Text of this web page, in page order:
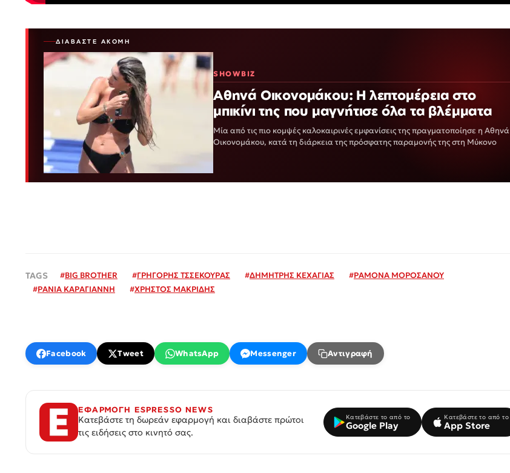
ΔΙΑΒΆΣΤΕ ΑΚΌΜΗ
SHOWBIZ
Αθηνά Οικονομάκου: Η λεπτομέρεια στο
μπικίνι της που μαγνήτισε όλα τα βλέμματα
Μία από τις πιο κομψές καλοκαιρινές εμφανίσεις της πραγματοποίησε η Αθηνά
Οικονομάκου, κατά τη διάρκεια της πρόσφατης παραμονής της στη Μύκονο
#BIG BROTHER #ΓΡΗΓΟΡΗΣ ΤΣΣΕΚΟΥΡΑΣ #ΔΗΜΗΤΡΗΣ ΚΕΧΑΓΙΑΣ #ΡΑΜΟΝΑ ΜΟΡΟΣΑΝΟΥ
#ΡΑΝΙΑ ΚΑΡΑΓΙΑΝΝΗ #ΧΡΗΣΤΟΣ ΜΑΚΡΙΔΗΣ
Facebook Tweet WhatsApp Messenger Αντιγραφή
ΕΦΑΡΜΟΓΗ ESPRESSO NEWS
Κατεβάστε τη δωρεάν εφαρμογή και διαβάστε πρώτοι
τις ειδήσεις στο κινητό σας.
Κατεβάστε το από το
Google Play
Κατεβάστε το από το
App Store